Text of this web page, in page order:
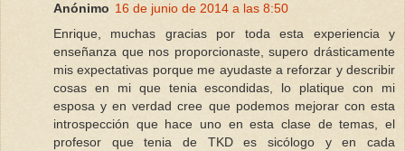
Anónimo 16 de junio de 2014 a las 8:50
Enrique, muchas gracias por toda esta experiencia y
enseñanza que nos proporcionaste, supero drásticamente
mis expectativas porque me ayudaste a reforzar y describir
cosas en mi que tenia escondidas, lo platique con mi
esposa y en verdad cree que podemos mejorar con esta
introspección que hace uno en esta clase de temas, el
profesor que tenia de TKD es sicólogo y en cada